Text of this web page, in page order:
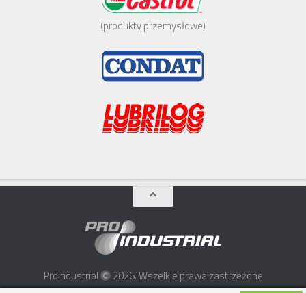
(produkty przemysłowe)
Proindustrial 2026. Wszelkie prawa zastrzeżone